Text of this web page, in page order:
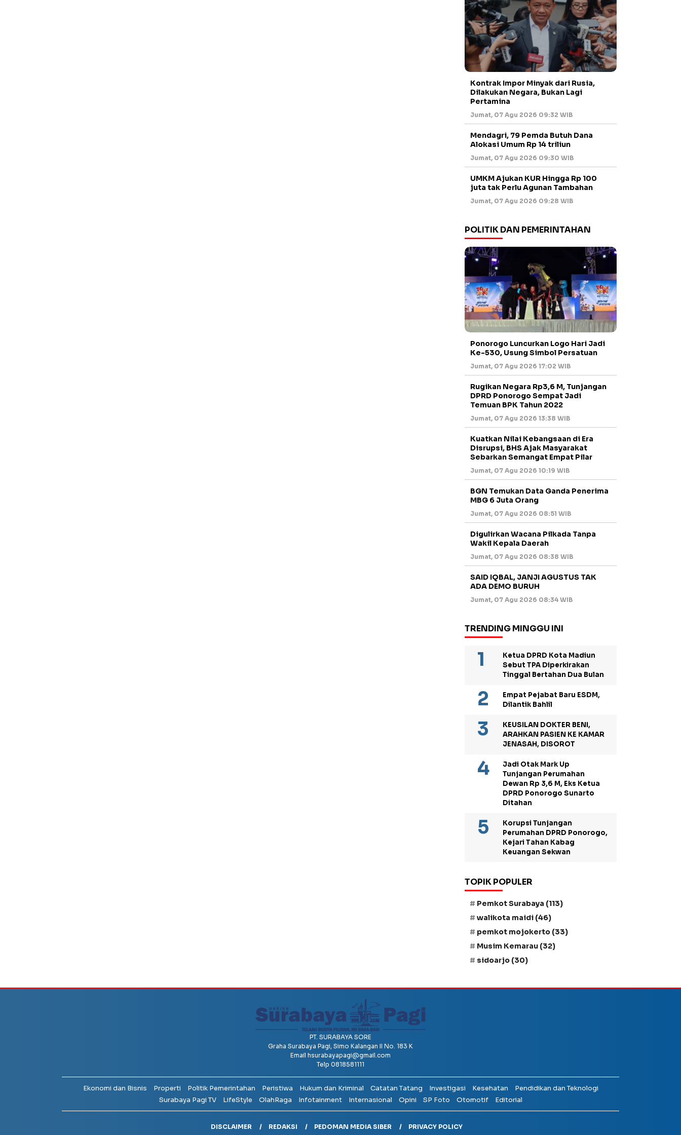
Kontrak Impor Minyak dari Rusia,
Dilakukan Negara, Bukan Lagi
Pertamina
Jumat, 07 Agu 2026 09:32 WIB
Mendagri, 79 Pemda Butuh Dana
Alokasi Umum Rp 14 triliun
Jumat, 07 Agu 2026 09:30 WIB
UMKM Ajukan KUR Hingga Rp 100
juta tak Perlu Agunan Tambahan
Jumat, 07 Agu 2026 09:28 WIB
POLITIK DAN PEMERINTAHAN
Ponorogo Luncurkan Logo Hari Jadi
Ke-530, Usung Simbol Persatuan
Jumat, 07 Agu 2026 17:02 WIB
Rugikan Negara Rp3,6 M, Tunjangan
DPRD Ponorogo Sempat Jadi
Temuan BPK Tahun 2022
Jumat, 07 Agu 2026 13:38 WIB
Kuatkan Nilai Kebangsaan di Era
Disrupsi, BHS Ajak Masyarakat
Sebarkan Semangat Empat Pilar
Jumat, 07 Agu 2026 10:19 WIB
BGN Temukan Data Ganda Penerima
MBG 6 Juta Orang
Jumat, 07 Agu 2026 08:51 WIB
Digulirkan Wacana Pilkada Tanpa
Wakil Kepala Daerah
Jumat, 07 Agu 2026 08:38 WIB
SAID IQBAL, JANJI AGUSTUS TAK
ADA DEMO BURUH
Jumat, 07 Agu 2026 08:34 WIB
TRENDING MINGGU INI
Ketua DPRD Kota Madiun
Sebut TPA Diperkirakan
Tinggal Bertahan Dua Bulan
Empat Pejabat Baru ESDM,
Dilantik Bahlil
KEUSILAN DOKTER BENI,
ARAHKAN PASIEN KE KAMAR
JENASAH, DISOROT
Jadi Otak Mark Up
Tunjangan Perumahan
Dewan Rp 3,6 M, Eks Ketua
DPRD Ponorogo Sunarto
Ditahan
Korupsi Tunjangan
Perumahan DPRD Ponorogo,
Kejari Tahan Kabag
Keuangan Sekwan
TOPIK POPULER
Pemkot Surabaya (113)
walikota maidi (46)
pemkot mojokerto (33)
Musim Kemarau (32)
sidoarjo (30)
PT. SURABAYA SORE
Graha Surabaya Pagi, Simo Kalangan II No. 183 K
Email hsurabayapagi@gmail.com
Telp 0818581111
Ekonomi dan Bisnis Properti Politik Pemerintahan Peristiwa Hukum dan Kriminal Catatan Tatang Investigasi Kesehatan
Pendidikan dan Teknologi
Surabaya Pagi TV
LifeStyle OlahRaga Infotainment Internasional Opini SP Foto Otomotif Editorial
DISCLAIMER REDAKSI PEDOMAN MEDIA SIBER PRIVACY POLICY